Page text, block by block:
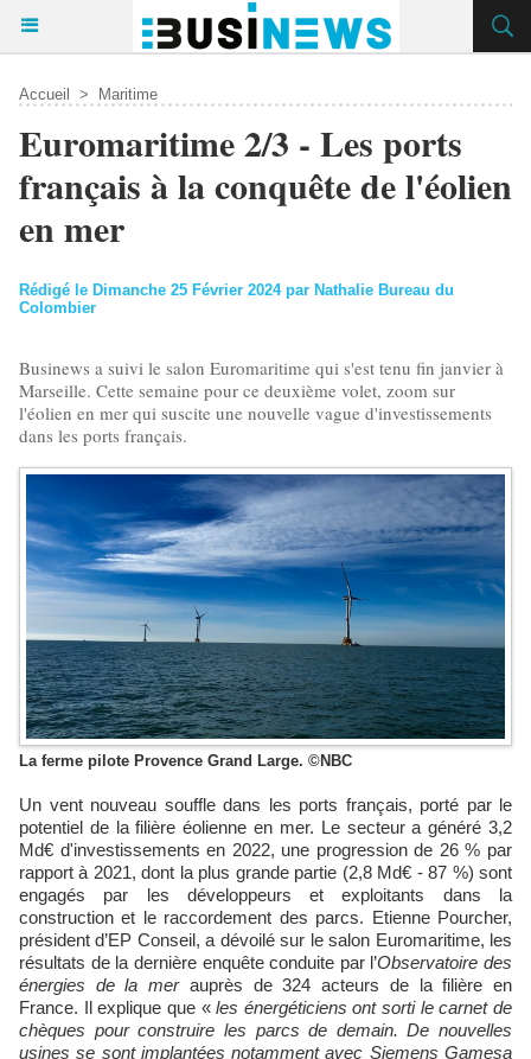
Accueil > Maritime
Euromaritime 2/3 - Les ports
français à la conquête de l'éolien
en mer
Rédigé le Dimanche 25 Février 2024 par Nathalie Bureau du
Colombier
Businews a suivi le salon Euromaritime qui s'est tenu fin janvier à
Marseille. Cette semaine pour ce deuxième volet, zoom sur
l'éolien en mer qui suscite une nouvelle vague d'investissements
dans les ports français.
La ferme pilote Provence Grand Large. ©NBC
Un vent nouveau souffle dans les ports français, porté par le
potentiel de la filière éolienne en mer. Le secteur a généré 3,2
Md€ d'investissements en 2022, une progression de 26 % par
rapport à 2021, dont la plus grande partie (2,8 Md€ - 87 %) sont
engagés par les développeurs et exploitants dans la
construction et le raccordement des parcs. Etienne Pourcher,
président d’EP Conseil, a dévoilé sur le salon Euromaritime, les
résultats de la dernière enquête conduite par l’Observatoire des
énergies de la merauprès de 324 acteurs de la filière en
France. Il explique que «les énergéticiens ont sorti le carnet de
chèques pour construire les parcs de demain. De nouvelles
usines se sont implantées notamment avec Siemens Gamesa